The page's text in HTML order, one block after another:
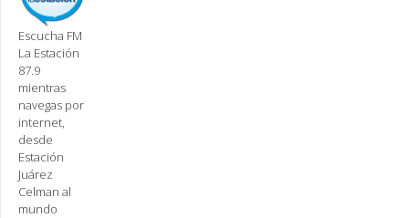
Escucha FM
La Estación
87.9
mientras
navegas por
internet,
desde
Estación
Juárez
Celman al
mundo